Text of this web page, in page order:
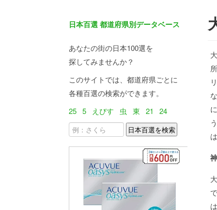
日本百選 都道府県別データベース
あなたの街の日本100選を
探してみませんか？
このサイトでは、都道府県ごとに
各種百選の検索ができます。
25 5 えびす 虫 東 21 24